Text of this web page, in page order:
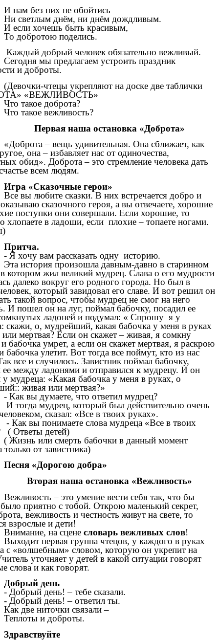
И нам без них не обойтись
Ни светлым днём, ни днём дождливым.
И если хочешь быть красивым,
То добротою поделись.
Каждый добрый человек обязательно вежливый.
Сегодня мы предлагаем устроить праздник
и доброты.
(Девочки-чтецы укрепляют на доске две таблички
«ВЕЖЛИВОСТЬ»
Что такое доброта?
Что такое вежливость?
Первая наша остановка «Доброта»
«Доброта – вещь удивительная. Она сближает, как
она – избавляет нас от одиночества,
обид». Доброта – это стремление человека дать
всем людям.
Игра «Сказочные герои»
Все вы любите сказки. В них встречается добро и
сказочного героя, а вы отвечаете, хорошие
поступки они совершали. Если хорошие, то
хлопаете в ладоши, если плохие – топаете ногами.
Притча.
- Я хочу вам рассказать одну историю.
Эта история произошла давным-давно в старинном
котором жил великий мудрец. Слава о его мудрости
далеко вокруг его родного города. Но был в
который завидовал его славе. И вот решил он
такой вопрос, чтобы мудрец не смог на него
И пошел он на луг, поймал бабочку, посадил ее
ладоней и подумал: « Спрошу я у
скажи, о, мудрейший, какая бабочка у меня в руках
мертвая? Если он скажет – живая, я сомкну
бабочка умрет, а если он скажет мертвая, я раскрою
бабочка улетит. Вот тогда все поймут, кто из нас
все и случилось. Завистник поймал бабочку,
ее между ладонями и отправился к мудрецу. И он
у мудреца: «Какая бабочка у меня в руках, о
живая или мертвая?»
- Как вы думаете, что ответил мудрец?
И тогда мудрец, который был действительно очень
сказал: «Все в твоих руках».
- Как вы понимаете слова мудреца «Все в твоих
( Ответы детей)
( Жизнь или смерть бабочки в данный момент
только от завистника)
Песня «Дорогою добра»
Вторая наша остановка «Вежливость»
Вежливость – это умение вести себя так, что бы
приятно с тобой. Открою маленький секрет,
вежливость и честность живут на свете, то
взрослые и дети!
Внимание, на сцене словарь вежливых слов!
Выходит первая группа чтецов, у каждого в руках
с «волшебным» словом, которую он укрепит на
уточняет у детей в какой ситуации говорят
слова и как говорят.
Добрый день
- Добрый день! – тебе сказали.
- Добрый день! – ответил ты.
Как две ниточки связали –
Теплоты и доброты.
Здравствуйте